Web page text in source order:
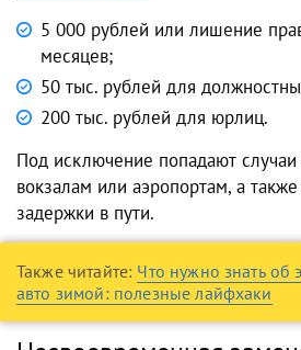
5 000 рублей или лишение
месяцев;
50 тыс. рублей для
200 тыс. рублей для юрлиц.
Под исключение попадают
вокзалам или аэропортам, а
задержки в пути.
Также читайте: Что нужно знать об
авто зимой: полезные лайфхаки